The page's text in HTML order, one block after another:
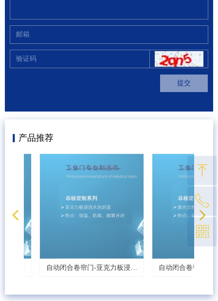
产品推荐
自动闭合卷帘门-亚克力板浸泡
自动闭合卷帘门-激光
넳 넲
提交
ꁸ
回到顶部
ꂅ
021-67681310
ꀥ